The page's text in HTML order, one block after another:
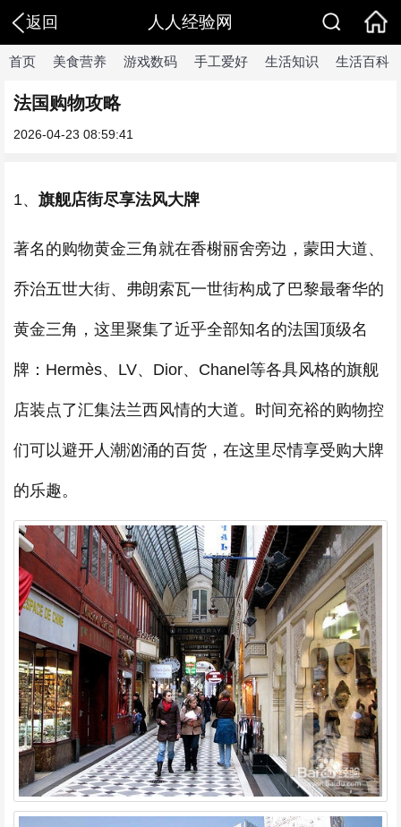
返回 人人经验网
首页 美食营养 游戏数码 手工爱好 生活知识 生活百科
法国购物攻略
2026-04-23 08:59:41
1、 旗舰店街尽享法风大牌
著名的购物黄金三角就在香榭丽舍旁边，蒙田大道、
乔治五世大街、弗朗索瓦一世街构成了巴黎最奢华的
黄金三角，这里聚集了近乎全部知名的法国顶级名
牌：Hermès、LV、Dior、Chanel等各具风格的旗舰
店装点了汇集法兰西风情的大道。时间充裕的购物控
们可以避开人潮汹涌的百货，在这里尽情享受购大牌
的乐趣。